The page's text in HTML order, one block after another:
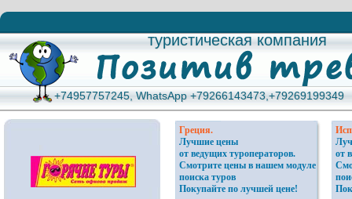
туристическая компания
туристическая компания
+74957757245, WhatsApp +79266143473,+79269199349
+74957757245, WhatsApp +79266143473,+79269199349
Греция.
Лучшие цены
от ведущих туроператоров.
Смотрите цены в нашем модуле
поиска туров
Покупайте по лучшей цене!
от